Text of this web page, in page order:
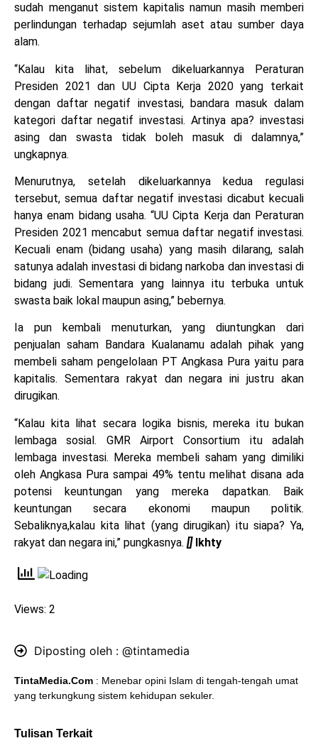
sudah menganut sistem kapitalis namun masih memberi
perlindungan terhadap sejumlah aset atau sumber daya
alam.
“Kalau kita lihat, sebelum dikeluarkannya Peraturan
Presiden 2021 dan UU Cipta Kerja 2020 yang terkait
dengan daftar negatif investasi, bandara masuk dalam
kategori daftar negatif investasi. Artinya apa? investasi
asing dan swasta tidak boleh masuk di dalamnya,”
ungkapnya.
Menurutnya, setelah dikeluarkannya kedua regulasi
tersebut, semua daftar negatif investasi dicabut kecuali
hanya enam bidang usaha. “UU Cipta Kerja dan Peraturan
Presiden 2021 mencabut semua daftar negatif investasi.
Kecuali enam (bidang usaha) yang masih dilarang, salah
satunya adalah investasi di bidang narkoba dan investasi di
bidang judi. Sementara yang lainnya itu terbuka untuk
swasta baik lokal maupun asing,” bebernya.
Ia pun kembali menuturkan, yang diuntungkan dari
penjualan saham Bandara Kualanamu adalah pihak yang
membeli saham pengelolaan PT Angkasa Pura yaitu para
kapitalis. Sementara rakyat dan negara ini justru akan
dirugikan.
“Kalau kita lihat secara logika bisnis, mereka itu bukan
lembaga sosial. GMR Airport Consortium itu adalah
lembaga investasi. Mereka membeli saham yang dimiliki
oleh Angkasa Pura sampai 49% tentu melihat disana ada
potensi keuntungan yang mereka dapatkan. Baik
keuntungan secara ekonomi maupun politik.
Sebaliknya,kalau kita lihat (yang dirugikan) itu siapa? Ya,
rakyat dan negara ini,” pungkasnya. [] Ikhty
Views: 2
Diposting oleh : @tintamedia
TintaMedia.Com : Menebar opini Islam di tengah-tengah umat
yang terkungkung sistem kehidupan sekuler.
Tulisan Terkait